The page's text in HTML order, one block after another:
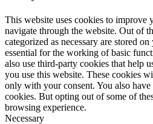
This website uses cookies to improve
navigate through the website. Out of
categorized as necessary are stored
essential for the working of basic
also use third-party cookies that help
you use this website. These cookies
only with your consent. You also
cookies. But opting out of some of
browsing experience.
Necessary